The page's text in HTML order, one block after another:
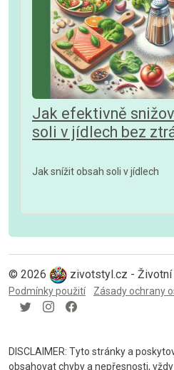
Jak efektivně
soli v jídlech bez
Jak snížit obsah soli v jídlech
© 2026 zivotstyl.cz -
Podmínky použití Zásady ochrany
DISCLAIMER: Tyto stránky a
obsahovat chyby a nepřesnosti,